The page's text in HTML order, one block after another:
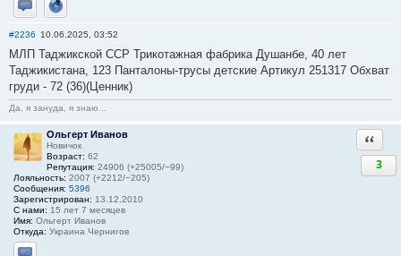
Отправить личное сообщение
Сайт
#2236 10.06.2025, 03:52
МЛП Таджикской ССР Трикотажная фабрика Душанбе, 40 лет
Таджикистана, 123 Панталоны-трусы детские Артикул 251317 Обхват
груди - 72 (36)(Ценник)
Да, я зануда, я знаю...
Ольгерт Иванов
Новичок
Возраст: 62
Репутация: 24906 (+25005/−99)
Лояльность: 2007 (+2212/−205)
Сообщения: 5396
Зарегистрирован: 13.12.2010
С нами: 15 лет 7 месяцев
Имя: Ольгерт Иванов
Откуда: Украина Чернигов
3